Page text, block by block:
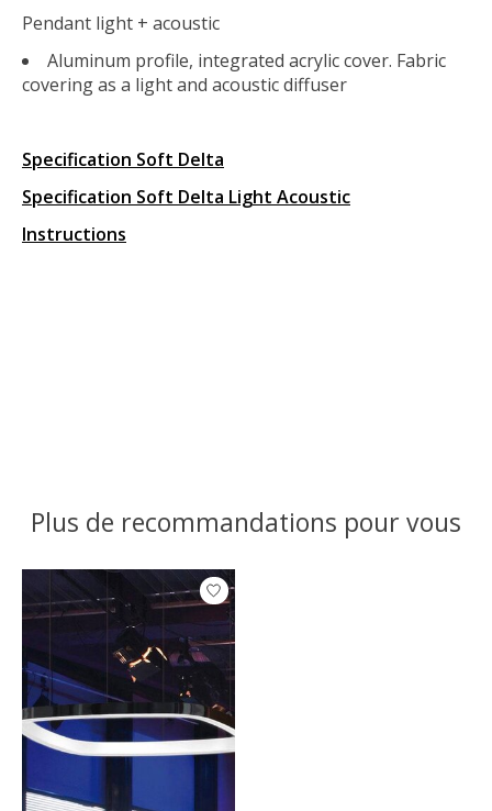
Pendant light + acoustic
Aluminum profile, integrated acrylic cover. Fabric
covering as a light and acoustic diffuser
Specification Soft Delta
Specification Soft Delta Light Acoustic
Instructions
Plus de recommandations pour vous
Articles du carrousel de produits